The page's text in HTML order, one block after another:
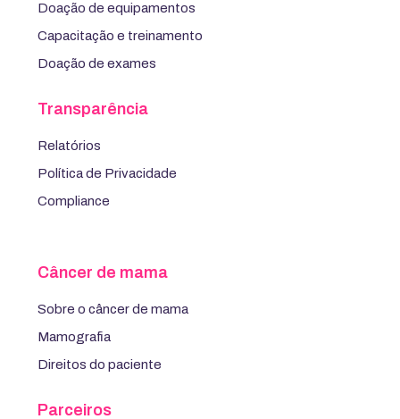
Doação de equipamentos
Capacitação e treinamento
Doação de exames
Transparência
Relatórios
Política de Privacidade
Compliance
Câncer de mama
Sobre o câncer de mama
Mamografia
Direitos do paciente
Parceiros